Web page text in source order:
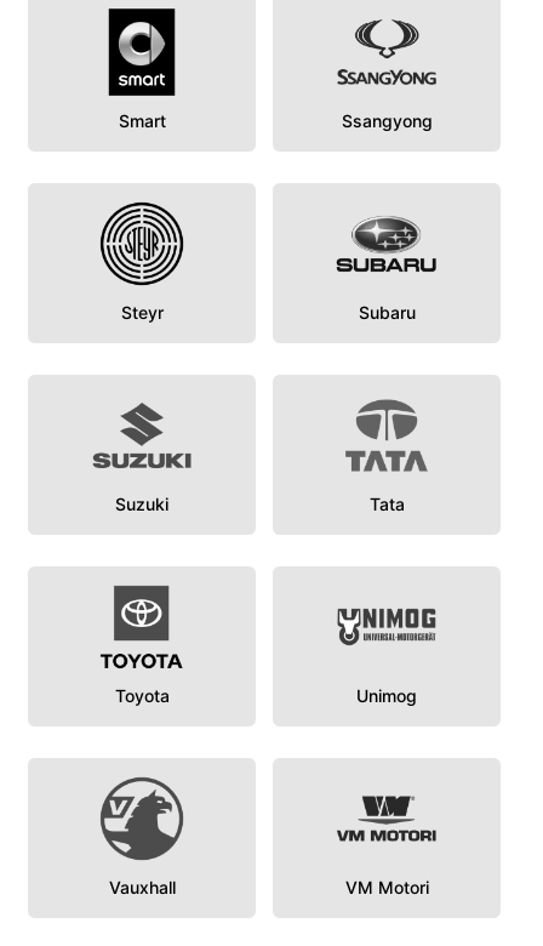
Smart Ssangyong
Steyr Subaru
Suzuki Tata
Toyota Unimog
Vauxhall VM Motori